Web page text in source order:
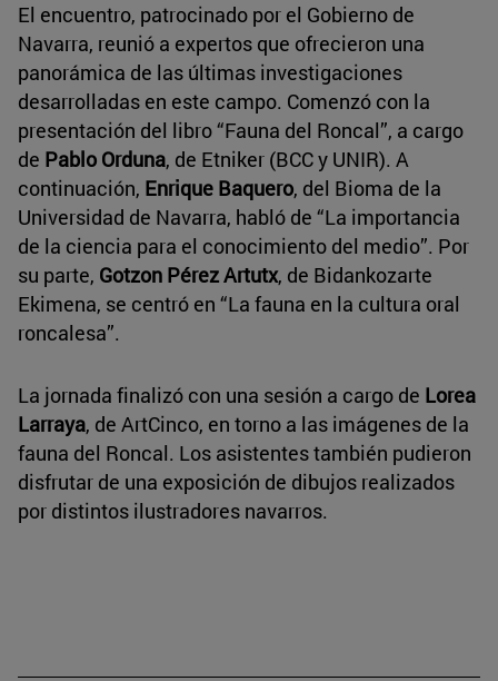
El encuentro, patrocinado por el Gobierno de
Navarra, reunió a expertos que ofrecieron una
panorámica de las últimas investigaciones
desarrolladas en este campo. Comenzó con la
presentación del libro “Fauna del Roncal”, a cargo
de Pablo Orduna, de Etniker (BCC y UNIR). A
continuación, Enrique Baquero, del Bioma de la
Universidad de Navarra, habló de “La importancia
de la ciencia para el conocimiento del medio”. Por
su parte, Gotzon Pérez Artutx, de Bidankozarte
Ekimena, se centró en “La fauna en la cultura oral
roncalesa”.
La jornada finalizó con una sesión a cargo de Lorea
Larraya, de ArtCinco, en torno a las imágenes de la
fauna del Roncal. Los asistentes también pudieron
disfrutar de una exposición de dibujos realizados
por distintos ilustradores navarros.